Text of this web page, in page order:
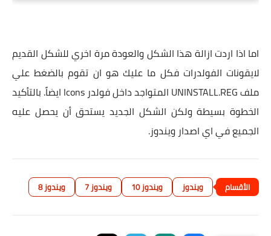
اما اذا اردت ازالة هذا الشكل والعودة مرة اخري للشكل القديم
لايقونات الفولدرات فكل ما عليك هو ان تقوم بالضغط علي
ملف UNINSTALL.REG المتواجد داخل فولدر Icons ايضاً. بالتأكيد
الخطوة بسيطة ولكن الشكل الجديد يستحق أن يحصل عليه
الجميع في اي اصدار ويندوز.
ويندوز ويندوز 10 ويندوز 7 ويندوز 8